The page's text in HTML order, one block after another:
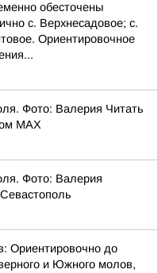
обесточены
с. Верхнесадовое; с.
Ориентировочное
Фото: Валерия Читать
MAX
Фото: Валерия
Ориентировочно до
и Южного молов,